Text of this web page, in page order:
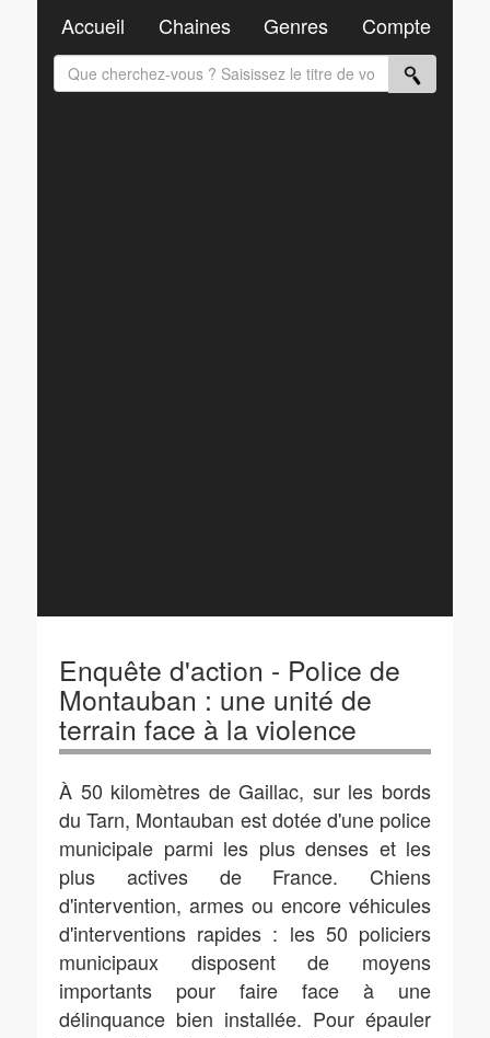
Enquête d'action - Police de
Montauban : une unité de
terrain face à la violence
À 50 kilomètres de Gaillac, sur les bords
du Tarn, Montauban est dotée d'une police
municipale parmi les plus denses et les
plus actives de France. Chiens
d'intervention, armes ou encore véhicules
d'interventions rapides : les 50 policiers
municipaux disposent de moyens
importants pour faire face à une
délinquance bien installée. Pour épauler
Accueil Chaines Genres Compte